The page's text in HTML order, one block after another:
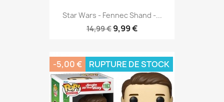
Star Wars - Fennec Shand -...
14,99 € 9,99 €
-5,00 € RUPTURE DE STOCK